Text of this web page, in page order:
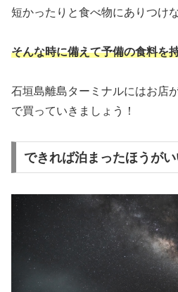
短かったりと食べ物にありつけ
そんな時に備えて予備の食料を
石垣島離島ターミナルにはお店
で買っていきましょう！
できれば泊まったほうが